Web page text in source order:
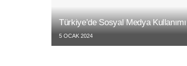
Türkiye’de Sosyal Medya Kullanımı
5 OCAK 2024